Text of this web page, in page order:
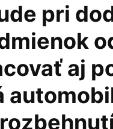
pri
aj